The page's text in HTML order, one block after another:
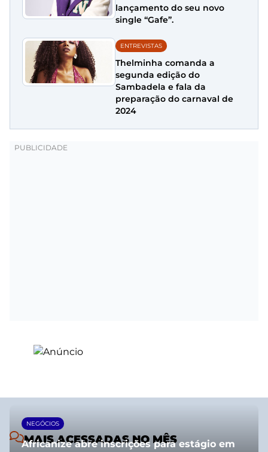
lançamento do seu novo
single “Gafe”.
ENTREVISTAS
Thelminha comanda a
segunda edição do
Sambadela e fala da
preparação do carnaval de
2024
MAIS ACESSADAS NO MÊS
NEGÓCIOS
Africanize abre inscrições para estágio em